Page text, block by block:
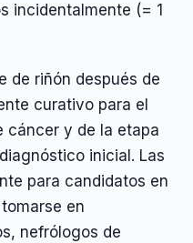
incidentalmente (= 1
de riñón después de
curativo para el
cáncer y de la etapa
inicial. Las
para candidatos en
en
nefrólogos de